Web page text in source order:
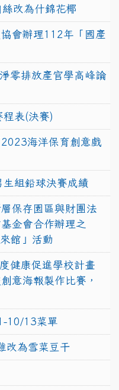
改為什錦花椰
會辦理112年「國產
零排放產官學高峰論
表(決賽)
海洋保育創意戲
組鉛球決賽成績
保存園區與財團法
金會合作辦理之
館」活動
健康促進學校計畫
意海報製作比賽，
10/13菜單
改為雪菜豆干